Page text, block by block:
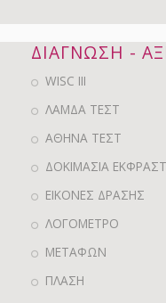
ΔΙΑΓΝΩΣΗ -
WISC III
ΛΑΜΔΑ ΤΕΣΤ
ΑΘΗΝΑ ΤΕΣΤ
ΔΟΚΙΜΑΣΙΑ
ΕΙΚΟΝΕΣ ΔΡΑΣΗΣ
ΛΟΓΟΜΕΤΡΟ
ΜΕΤΑΦΩΝ
ΠΛΑΣΗ